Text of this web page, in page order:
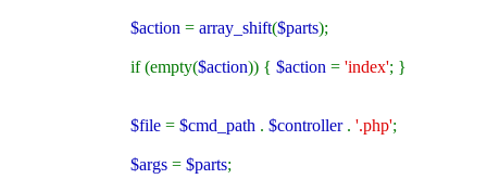
$action = array_shift($parts);
if (empty($action)) { $action = 'index'; }
$file = $cmd_path . $controller . '.php';
$args = $parts;